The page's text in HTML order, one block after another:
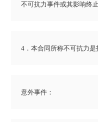
不可抗力事件或其影响终
4．本合同所称不可抗力
意外事件：